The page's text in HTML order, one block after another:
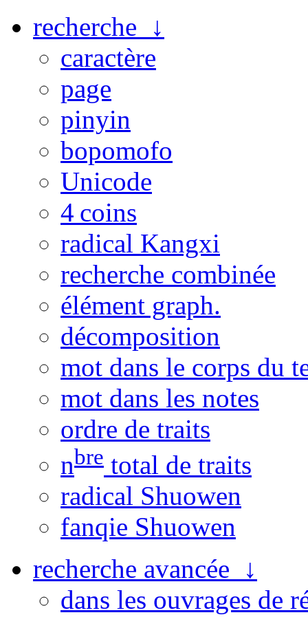
recherche ↓
caractère
page
pinyin
bopomofo
Unicode
4 coins
radical Kangxi
recherche combinée
élément graph.
décomposition
mot dans le corps du
mot dans les notes
ordre de traits
nbre total de traits
radical Shuowen
fanqie Shuowen
recherche avancée ↓
dans les ouvrages de